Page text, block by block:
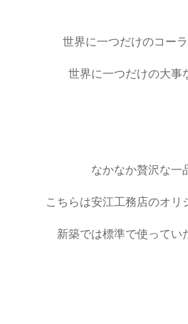
世界に一つだけのコー
世界に一つだけの大事
なかなか贅沢な一
こちらは安江工務店のオリ
新築では標準で使ってい